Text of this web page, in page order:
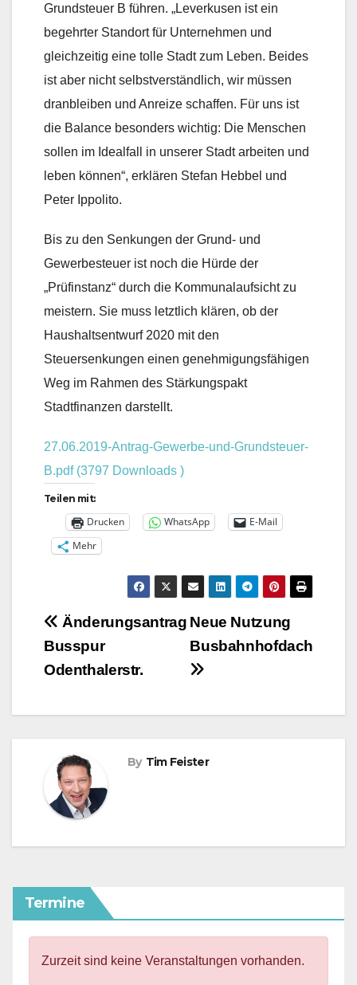
Grundsteuer B führen. „Leverkusen ist ein
begehrter Standort für Unternehmen und
gleichzeitig eine tolle Stadt zum Leben. Beides
ist aber nicht selbstverständlich, wir müssen
dranbleiben und Anreize schaffen. Für uns ist
die Balance besonders wichtig: Die Menschen
sollen im Idealfall in unserer Stadt arbeiten und
leben können“, erklären Stefan Hebbel und
Peter Ippolito.
Bis zu den Senkungen der Grund- und
Gewerbesteuer ist noch die Hürde der
„Prüfinstanz“ durch die Kommunalaufsicht zu
meistern. Sie muss letztlich klären, ob der
Haushaltsentwurf 2020 mit den
Steuersenkungen einen genehmigungsfähigen
Weg im Rahmen des Stärkungspakt
Stadtfinanzen darstellt.
27.06.2019-Antrag-Gewerbe-und-Grundsteuer-
B.pdf (3797 Downloads )
Teilen mit:
Drucken WhatsApp
E-Mail
Mehr
Beitragsnavigation
Neue Nutzung
Busbahnhofdach
Änderungsantrag
Busspur
Odenthalerstr.
By Tim Feister
Termine
Zurzeit sind keine Veranstaltungen vorhanden.